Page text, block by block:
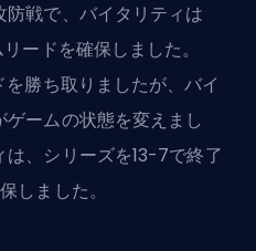
戦で、バイタリティは
ードを確保しました。
勝ち取りましたが、バイ
ームの状態を変えまし
、シリーズを13-7で終了
しました。